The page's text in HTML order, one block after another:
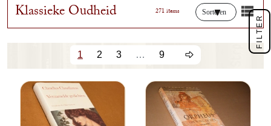
Klassieke Oudheid 271 items Sorteren
1 2 3 … 9
FILTER